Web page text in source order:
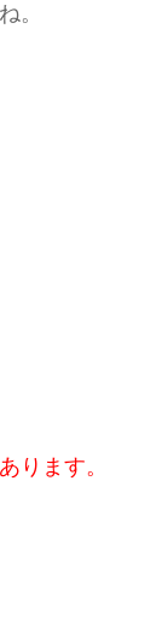
。
ります。